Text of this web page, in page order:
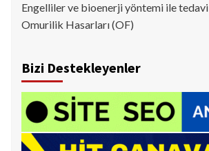
Engelliler ve bioenerji yöntemi ile tedavi
Omurilik Hasarları (OF)
Bizi Destekleyenler